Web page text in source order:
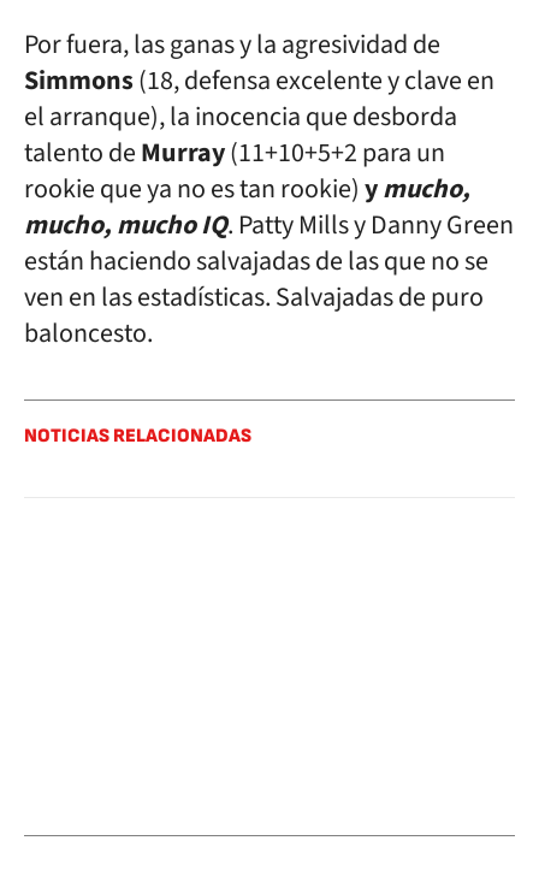
Por fuera, las ganas y la agresividad de
Simmons(18, defensa excelente y clave en
el arranque), la inocencia que desborda
talento deMurray(11+10+5+2 para un
rookie que ya no es tan rookie)ymucho,
mucho, mucho IQ. Patty Mills y Danny Green
están haciendo salvajadas de las que no se
ven en las estadísticas. Salvajadas de puro
baloncesto.
NOTICIAS RELACIONADAS